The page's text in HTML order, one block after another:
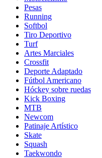
Pesas
Running
Softbol
Tiro Deportivo
Turf
Artes Marciales
Crossfit
Deporte Adaptado
Fútbol Americano
Hóckey sobre ruedas
Kick Boxing
MTB
Newcom
Patinaje Artístico
Skate
Squash
Taekwondo